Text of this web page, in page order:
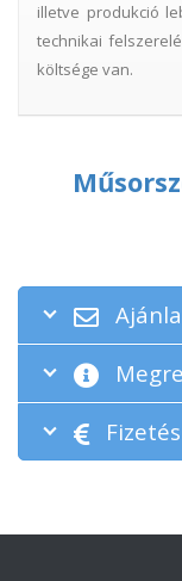
illetve produkció
technikai
költsége van.